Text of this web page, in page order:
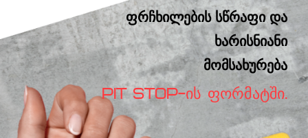
ფრჩხილების სწრაფი და
ხარისნიანი
მომსახურება
PIT STOP-ᲘᲡ ᲤᲝᲠᲛᲐᲢᲨᲘ.